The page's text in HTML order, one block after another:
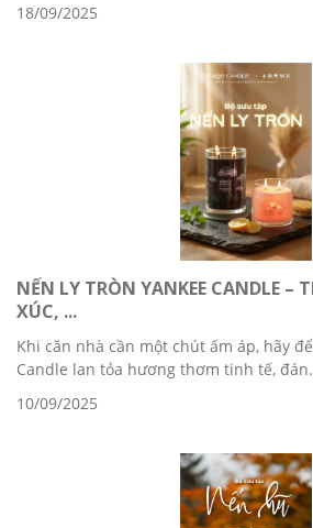
18/09/2025
NẾN LY TRÒN YANKEE CANDLE –
XÚC, ...
Khi căn nhà cần một chút ấm áp, hãy
Candle lan tỏa hương thơm tinh tế,
10/09/2025